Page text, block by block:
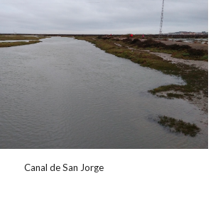
Canal de San Jorge